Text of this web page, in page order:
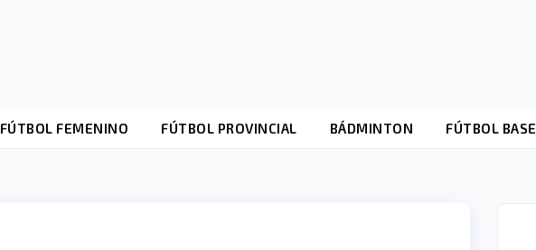
FÚTBOL FEMENINO FÚTBOL PROVINCIAL BÁDMINTON FÚTBOL BASE